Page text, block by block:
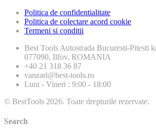
Politica de confidentialitate
Politica de colectare acord cookie
Termeni si conditii
Best Tools Autostrada Bucuresti-Pitesti
077090, Ilfov, ROMANIA
+40 21 318 36 87
vanzari@best-tools.ro
Luni - Vineri : 9:00 - 18:00
© BestTools 2026. Toate drepturile rezervate.
Search